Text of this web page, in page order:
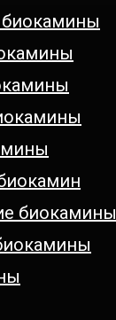
биокамины